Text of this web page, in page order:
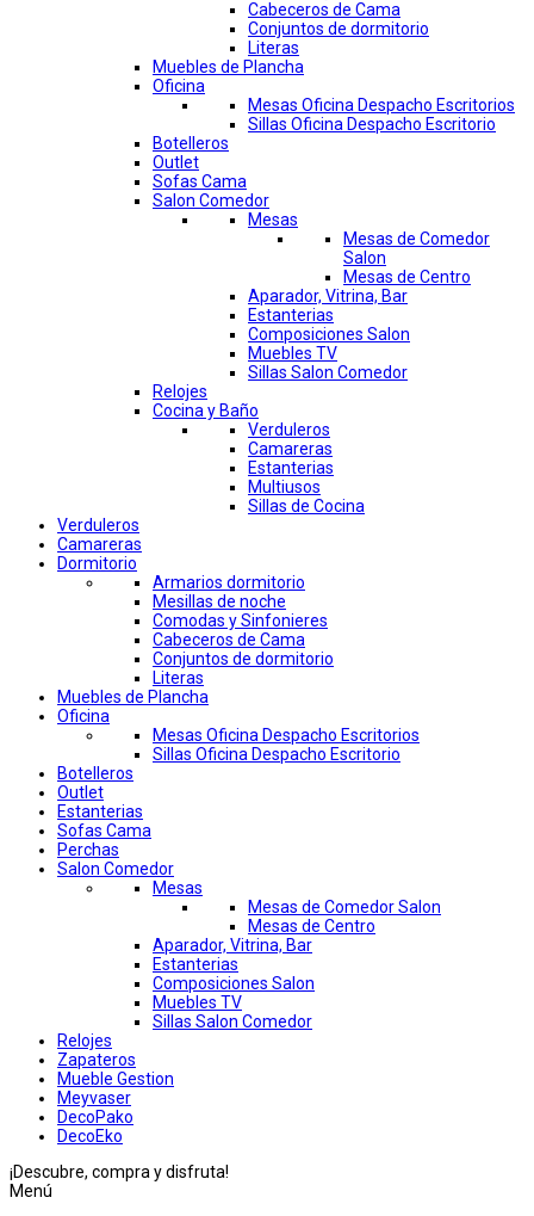
Cabeceros de Cama
Conjuntos de dormitorio
Literas
Muebles de Plancha
Oficina
Mesas Oficina Despacho Escritorios
Sillas Oficina Despacho Escritorio
Botelleros
Outlet
Sofas Cama
Salon Comedor
Mesas
Mesas de Comedor
Salon
Mesas de Centro
Aparador, Vitrina, Bar
Estanterias
Composiciones Salon
Muebles TV
Sillas Salon Comedor
Relojes
Cocina y Baño
Verduleros
Camareras
Estanterias
Multiusos
Sillas de Cocina
Verduleros
Camareras
Dormitorio
Armarios dormitorio
Mesillas de noche
Comodas y Sinfonieres
Cabeceros de Cama
Conjuntos de dormitorio
Literas
Muebles de Plancha
Oficina
Mesas Oficina Despacho Escritorios
Sillas Oficina Despacho Escritorio
Botelleros
Outlet
Estanterias
Sofas Cama
Perchas
Salon Comedor
Mesas
Mesas de Comedor Salon
Mesas de Centro
Aparador, Vitrina, Bar
Estanterias
Composiciones Salon
Muebles TV
Sillas Salon Comedor
Relojes
Zapateros
Mueble Gestion
Meyvaser
DecoPako
DecoEko
¡Descubre, compra y disfruta!
Menú